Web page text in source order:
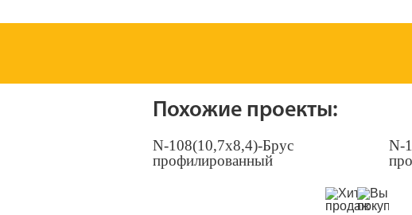
Похожие проекты:
N-108(10,7х8,4)-Брус
профилированный
N-